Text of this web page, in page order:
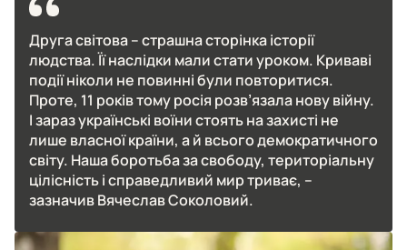
Друга світова – страшна сторінка історії
людства. Її наслідки мали стати уроком. Криваві
події ніколи не повинні були повторитися.
Проте, 11 років тому росія розв’язала нову війну.
І зараз українські воїни стоять на захисті не
лише власної країни, а й всього демократичного
світу. Наша боротьба за свободу, територіальну
цілісність і справедливий мир триває, –
зазначив Вячеслав Соколовий.